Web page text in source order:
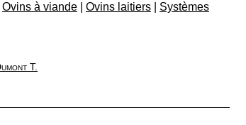
Ovins à viande Ovins laitiers
Systèmes
T.